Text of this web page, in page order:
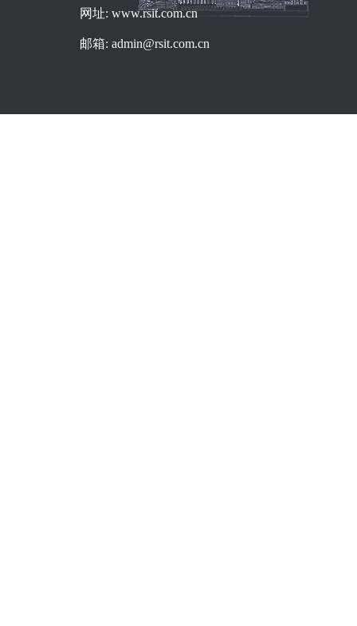
网址: www.rsit.com.cn
邮箱: admin@rsit.com.cn